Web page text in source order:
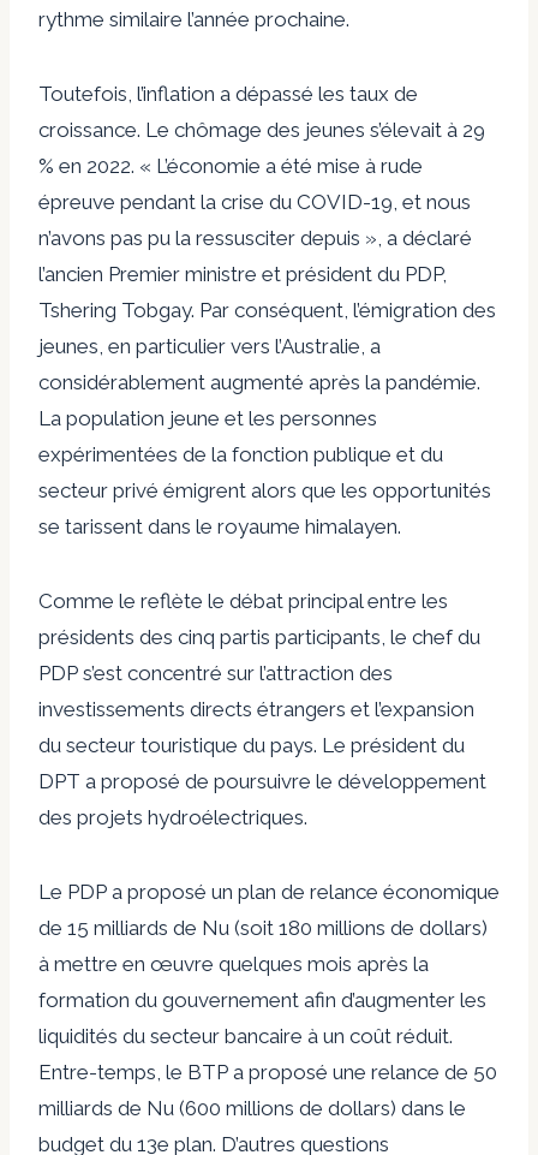
rythme similaire l’année prochaine.
Toutefois, l’inflation a dépassé les taux de
croissance. Le chômage des jeunes s’élevait à 29
% en 2022. « L’économie a été mise à rude
épreuve pendant la crise du COVID-19, et nous
n’avons pas pu la ressusciter depuis », a déclaré
l’ancien Premier ministre et président du PDP,
Tshering Tobgay. Par conséquent, l’émigration des
jeunes, en particulier vers l’Australie, a
considérablement augmenté après la pandémie.
La population jeune et les personnes
expérimentées de la fonction publique et du
secteur privé émigrent alors que les opportunités
se tarissent dans le royaume himalayen.
Comme le reflète le débat principal entre les
présidents des cinq partis participants, le chef du
PDP s’est concentré sur l’attraction des
investissements directs étrangers et l’expansion
du secteur touristique du pays. Le président du
DPT a proposé de poursuivre le développement
des projets hydroélectriques.
Le PDP a proposé un plan de relance économique
de 15 milliards de Nu (soit 180 millions de dollars)
à mettre en œuvre quelques mois après la
formation du gouvernement afin d’augmenter les
liquidités du secteur bancaire à un coût réduit.
Entre-temps, le BTP a proposé une relance de 50
milliards de Nu (600 millions de dollars) dans le
budget du 13e plan. D’autres questions